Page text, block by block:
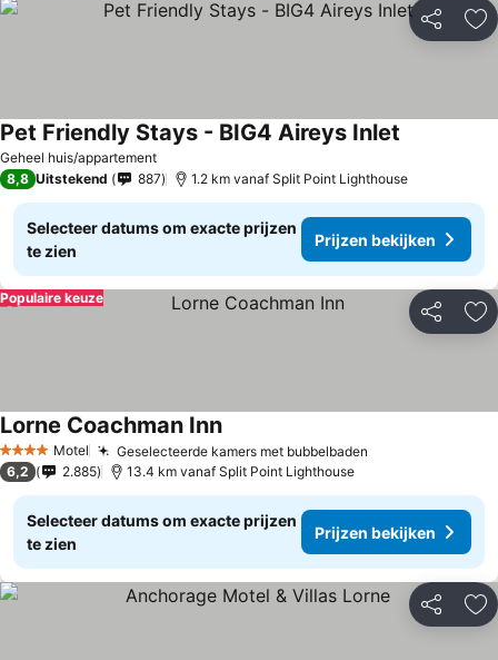
Delen
Geheel huis/appartement
Pet Friendly Stays - BIG4 Aireys Inlet
8,8 Uitstekend 887 1.2 km vanaf Split Point Lighthouse
Selecteer datums om exacte prijzen
te zien
Prijzen bekijken
Delen
Populaire keuze
4 SterrenMotel Geselecteerde kamers met bubbelbaden
Lorne Coachman Inn
6,2 2.885 13.4 km vanaf Split Point Lighthouse
Selecteer datums om exacte prijzen
te zien
Prijzen bekijken
Delen